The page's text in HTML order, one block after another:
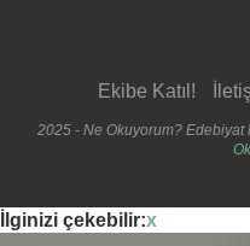
Ekibe Katıl!
2025 - Ne Okuyorum? Edebiyat
İlginizi çekebilir:x